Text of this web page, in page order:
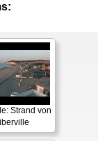
Strand von